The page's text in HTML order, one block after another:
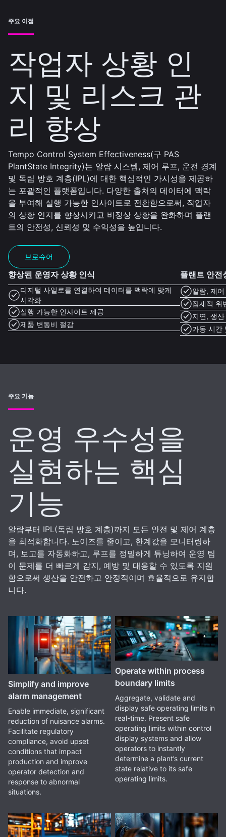
주요 이점
작업자 상황 인
지 및 리스크 관
리 향상
Tempo Control System Effectiveness(구 PAS
PlantState Integrity)는 알람 시스템, 제어 루프, 운전 경계
및 독립 방호 계층(IPL)에 대한 핵심적인 가시성을 제공하
는 포괄적인 플랫폼입니다. 다양한 출처의 데이터에 맥락
을 부여해 실행 가능한 인사이트로 전환함으로써, 작업자
의 상황 인지를 향상시키고 비정상 상황을 완화하며 플랜
트의 안전성, 신뢰성 및 수익성을 높입니다.
브로슈어
향상된 운영자 상황 인식
디지털 사일로를 연결하여 데이터를 맥락에 맞게
시각화
실행 가능한 인사이트 제공
제품 변동비 절감
플랜트 안전
알람, 제
잠재적 위
지연, 생
가동 시간
주요 기능
운영 우수성을
실현하는 핵심
기능
알람부터 IPL(독립 방호 계층)까지 모든 안전 및 제어 계층
을 최적화합니다. 노이즈를 줄이고, 한계값을 모니터링하
며, 보고를 자동화하고, 루프를 정밀하게 튜닝하여 운영 팀
이 문제를 더 빠르게 감지, 예방 및 대응할 수 있도록 지원
함으로써 생산을 안전하고 안정적이며 효율적으로 유지합
니다.
Simplify and improve
alarm management
Enable immediate, significant
reduction of nuisance alarms.
Facilitate regulatory
compliance, avoid upset
conditions that impact
production and improve
operator detection and
response to abnormal
situations.
Operate within process
boundary limits
Aggregate, validate and
display safe operating limits in
real-time. Present safe
operating limits within control
display systems and allow
operators to instantly
determine a plant’s current
state relative to its safe
operating limits.